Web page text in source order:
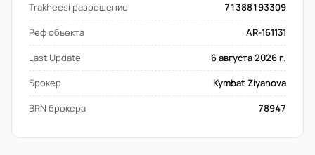
Trakheesi разрешение
71388193309
Реф объекта
AR-161131
Last Update
6 августа 2026 г.
Брокер
Kymbat Ziyanova
BRN брокера
78947